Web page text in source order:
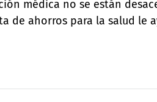
médica no se están
de ahorros para la salud le